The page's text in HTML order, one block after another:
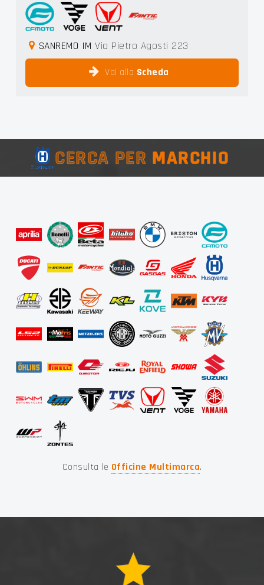
SANREMO IM Via Pietro Agosti 223
Vai alla Scheda
CERCA PER MARCHIO
Consulta le Officine Multimarca.